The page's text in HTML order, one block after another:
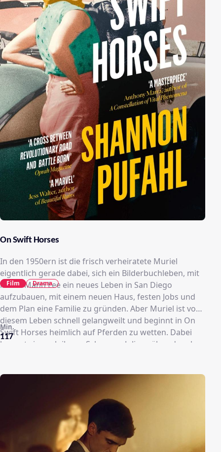
Wahrheit? Und wer spielt ein falsches Spiel auf Kosten
von Menschenleben?
On Swift Horses
In den 1950ern ist die frisch verheiratete Muriel
eigentlich gerade dabei, sich ein Bilderbuchleben, mit
ihrem Mann Lee ein neues Leben in San Diego
aufzubauen, mit einem neuen Haus, festen Jobs und
dem Plan eine Familie zu gründen. Aber Muriel ist von
diesem Leben schnell gelangweilt und beginnt in On
Swift Horses heimlich auf Pferden zu wetten. Dabei
kommt sie auch ihrem Schwager Julius näher, der als
117
Min.
Film Drama